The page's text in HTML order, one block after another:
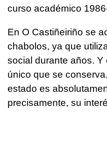
curso académico
En O Castiñeiriño se
chabolos, ya que
social durante años. Y
único que se
estado es
precisamente, su